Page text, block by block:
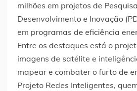
milhões em projetos de
Desenvolvimento e Inovação
em programas de eficiência
Entre os destaques está o
imagens de satélite e
mapear e combater o furto de
Projeto Redes Inteligentes,